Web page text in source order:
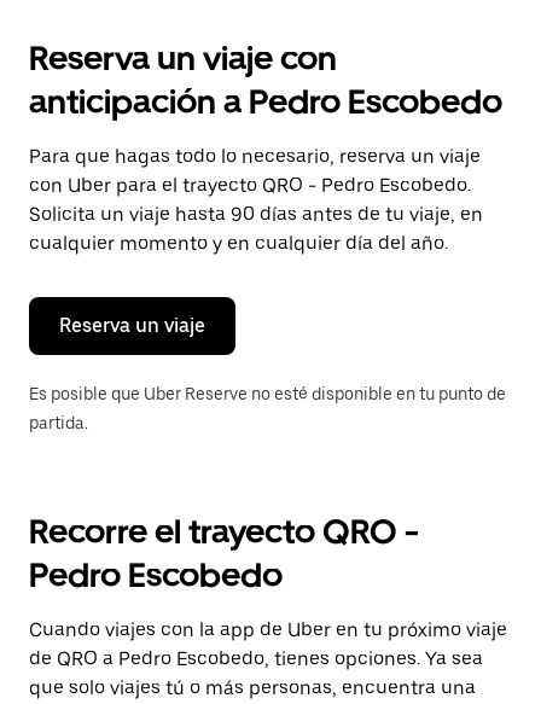
el
y
selecciona
una
fecha.
Presiona
la
tecla Esc
para
el
calendario.
Reserva un viaje con
anticipación a Pedro Escobedo
Para que hagas todo lo necesario, reserva un viaje
con Uber para el trayecto QRO - Pedro Escobedo.
Solicita un viaje hasta 90 días antes de tu viaje, en
cualquier momento y en cualquier día del año.
Reserva un viaje
Es posible que Uber Reserve no esté disponible en tu punto de
partida.
Recorre el trayecto QRO -
Pedro Escobedo
Cuando viajes con la app de Uber en tu próximo viaje
de QRO a Pedro Escobedo, tienes opciones. Ya sea
que solo viajes tú o más personas, encuentra una